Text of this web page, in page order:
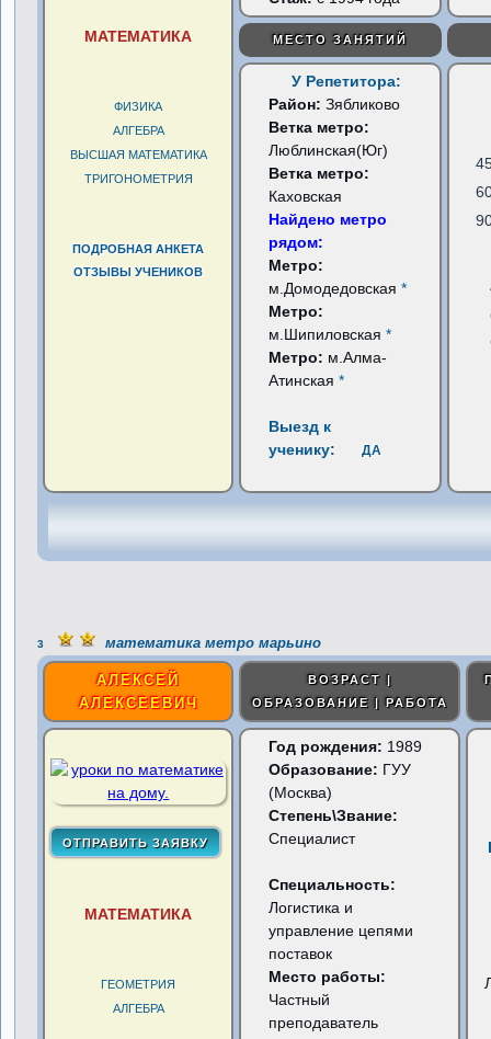
МАТЕМАТИКА
ФИЗИКА
АЛГЕБРА
ВЫСШАЯ МАТЕМАТИКА
ТРИГОНОМЕТРИЯ
ПОДРОБНАЯ АНКЕТА
ОТЗЫВЫ УЧЕНИКОВ
МЕСТО ЗАНЯТИЙ
У Репетитора:
Район:Зябликово
Ветка метро:
Люблинская(Юг)
Ветка метро:
Каховская
Найдено метро
рядом:
Метро:
м.Домодедовская*
Метро:
м.Шипиловская*
Метро: м.Алма-
Атинская*
Выезд к
ученику:
ДА
3 математика метро марьино
АЛЕКСЕЙ
АЛЕКСЕЕВИЧ
ВОЗРАСТ |
ОБРАЗОВАНИЕ | РАБОТА
МАТЕМАТИКА
ГЕОМЕТРИЯ
АЛГЕБРА
Год рождения: 1989
Образование: ГУУ
(Москва)
Степень\Звание:
Специалист
Специальность:
Логистика и
управление цепями
поставок
Место работы:
Частный
преподаватель